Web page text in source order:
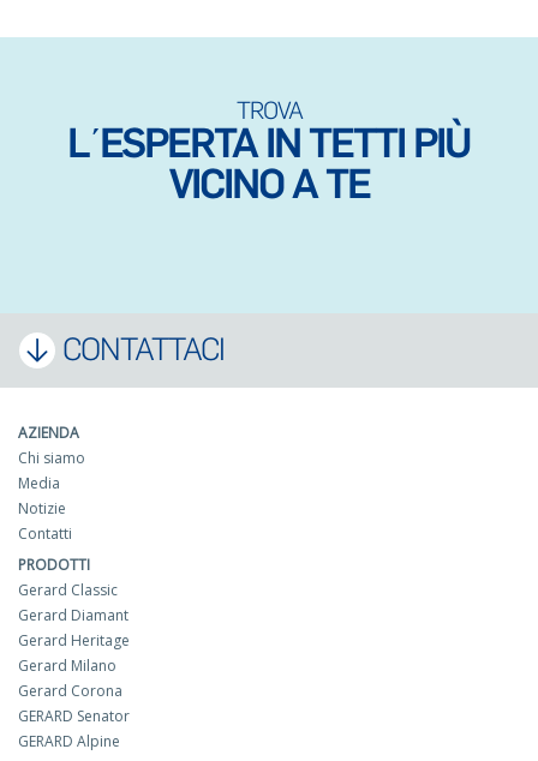
TROVA
L΄ESPERTA IN TETTI PIÙ
VICINO A TE
CONTATTACI
AZIENDA
Chi siamo
Media
Notizie
Contatti
PRODOTTI
Gerard Classic
Gerard Diamant
Gerard Heritage
Gerard Milano
Gerard Corona
GERARD Senator
GERARD Alpine